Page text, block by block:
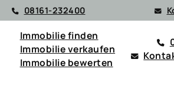
08161-232400
Immobilie finden
Immobilie verkaufen
Immobilie bewerten